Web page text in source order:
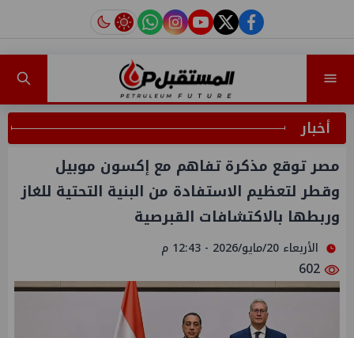
facebook
twitter
youtube
instagram
tiktok
أخبار
مصر توقع مذكرة تفاهم مع إكسون موبيل
وقطر لتعظيم الاستفادة من البنية التحتية للغاز
وربطها بالاكتشافات القبرصية
الأربعاء 20/مايو/2026 - 12:43 م